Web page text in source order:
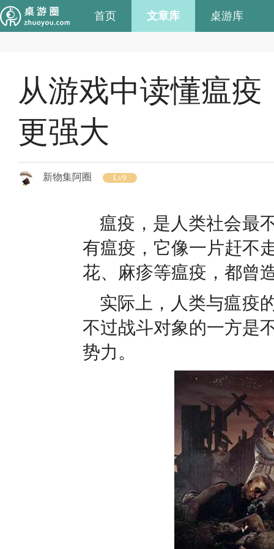
首页 文章库 桌游库
从游戏中读懂瘟
更强大
新物集阿圈 Lv9
瘟疫，是人类社会最
有瘟疫，它像一片赶不
花、麻疹等瘟疫，都曾
实际上，人类与瘟疫
不过战斗对象的一方是
势力。